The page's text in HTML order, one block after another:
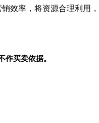
效率，将资源合理利用
作买卖依据。